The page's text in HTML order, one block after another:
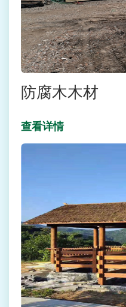
防腐木木材
查看详情